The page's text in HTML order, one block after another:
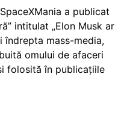
a publicat
intitulat „Elon Musk ar
îndrepta mass-media,
omului de afaceri
folosită în publicațiile